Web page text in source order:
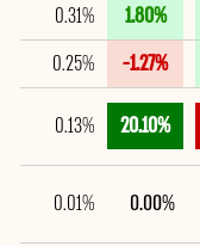
1.80%
0.31%
-1.27%
0.25%
20.10%
0.13%
0.00%
0.01%